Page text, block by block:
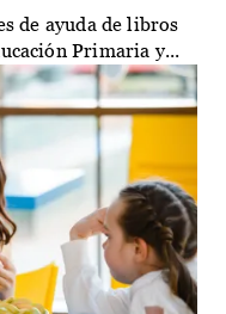
de ayuda de libros
Primaria y...